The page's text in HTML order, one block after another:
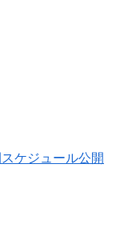
ケジュール公開